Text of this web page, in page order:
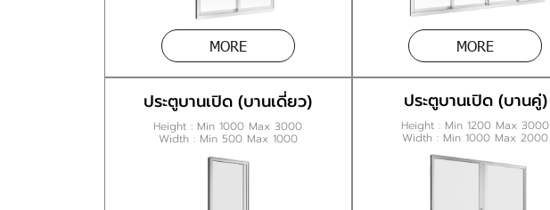
MORE MORE
ประตูบานเปิด (บานเดี่ยว)
Height : Min 1000 Max 3000
Width : Min 500 Max 1000
ประตูบานเปิด (บานคู่)
Height : Min 1200 Max 3000
Width : Min 1000 Max 2000